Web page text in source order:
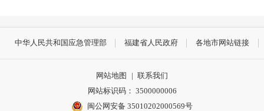
中华人民共和国应急管理部 福建省人民政府 各地市网站链接
网站地图 | 联系我们
网站标识码： 3500000006
闽公网安备 35010202000569号